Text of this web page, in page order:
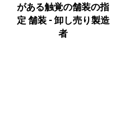
がある触覚の舗装の指
定 舗装 - 卸し売り製造
者